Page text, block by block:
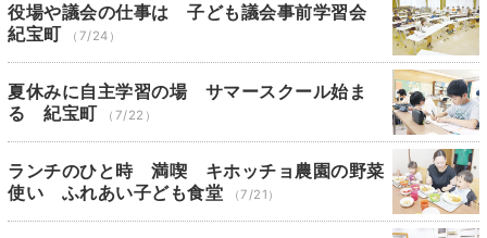
役場や議会の仕事は 子ども議会事前学習会
紀宝町
（7/24）
夏休みに自主学習の場 サマースクール始ま
る 紀宝町
（7/22）
ランチのひと時 満喫 キホッチョ農園の野菜
使い ふれあい子ども食堂
（7/21）